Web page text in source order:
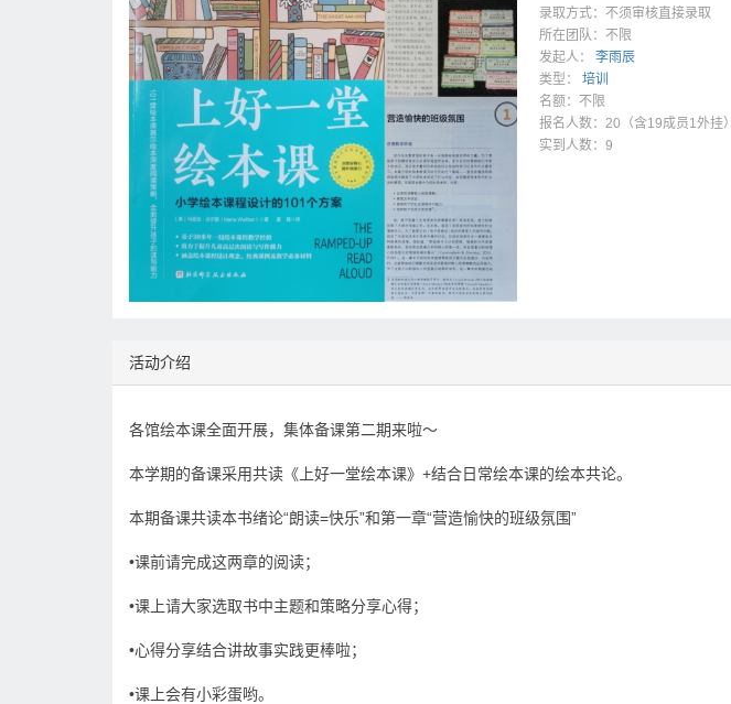
录取方式：不须审核直接录取
所在团队：不限
发起人： 李雨辰
类型： 培训
名额：不限
报名人数：20（含19成员1外挂）
实到人数：9
活动介绍
各馆绘本课全面开展，集体备课第二期来啦～
本学期的备课采用共读《上好一堂绘本课》+结合日常绘本课的绘本共论。
本期备课共读本书绪论“朗读=快乐”和第一章“营造愉快的班级氛围”
•课前请完成这两章的阅读；
•课上请大家选取书中主题和策略分享心得；
•心得分享结合讲故事实践更棒啦；
•课上会有小彩蛋哟。